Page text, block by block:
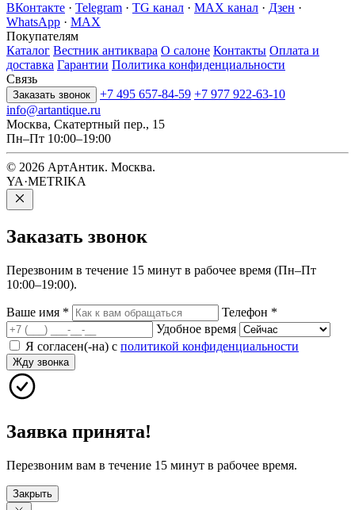
ВКонтакте · Telegram · TG канал · MAX канал · Дзен ·
WhatsApp · MAX
Покупателям
Каталог Вестник антиквара О салоне Контакты Оплата и
доставка Гарантии Политика конфиденциальности
Связь
Заказать звонок +7 495 657-84-59 +7 977 922-63-10
info@artantique.ru
Москва, Скатертный пер., 15
Пн–Пт 10:00–19:00
© 2026 АртАнтик. Москва.
YA·METRIKA
Заказать звонок
Перезвоним в течение 15 минут в рабочее время (Пн–Пт
10:00–19:00).
Ваше имя * Телефон *
Удобное время
Я согласен(-на) с политикой конфиденциальности
Жду звонка
Заявка принята!
Перезвоним вам в течение 15 минут в рабочее время.
Закрыть